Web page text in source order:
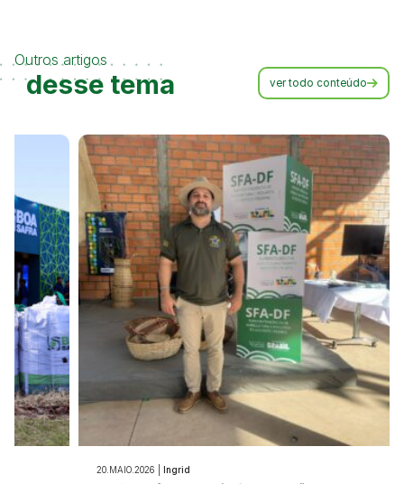
Outros artigos
desse tema ver todo conteúdo
20.MAIO.2026 | Ingrid